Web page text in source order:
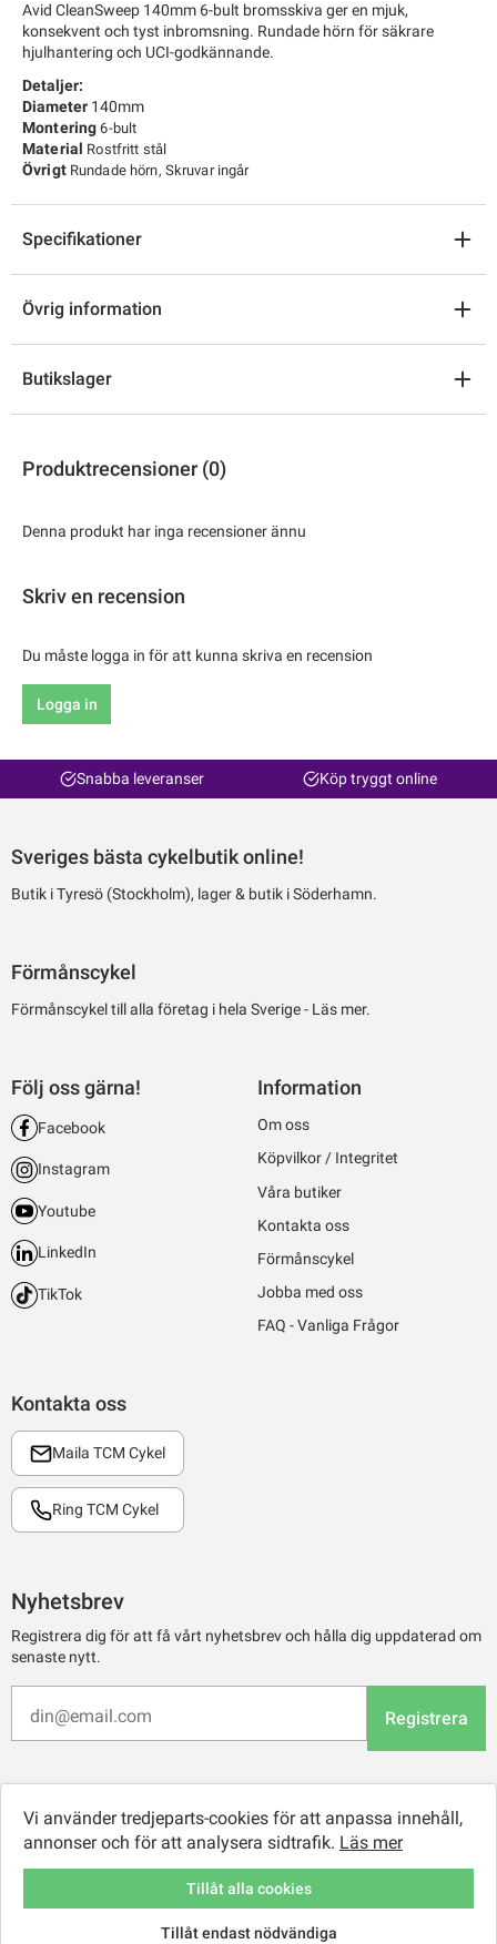
Avid CleanSweep 140mm 6-bult bromsskiva ger en mjuk,
konsekvent och tyst inbromsning. Rundade hörn för säkrare
hjulhantering och UCI-godkännande.
Detaljer:
Diameter 140mm
Montering6-bult
Material Rostfritt stål
Övrigt Rundade hörn, Skruvar ingår
Specifikationer
Övrig information
Butikslager
Produktrecensioner (0)
Denna produkt har inga recensioner ännu
Skriv en recension
Du måste logga in för att kunna skriva en recension
Logga in
Snabba leveranser Köp tryggt online
Sveriges bästa cykelbutik online!
Butik i Tyresö (Stockholm), lager & butik i Söderhamn.
Förmånscykel
Förmånscykel till alla företag i hela Sverige - Läs mer.
Kontakta oss
Maila TCM Cykel
Ring TCM Cykel
Följ oss gärna!
Facebook
Instagram
Youtube
LinkedIn
TikTok
Information
Om oss
Köpvilkor / Integritet
Våra butiker
Kontakta oss
Förmånscykel
Jobba med oss
FAQ - Vanliga Frågor
Nyhetsbrev
Registrera dig för att få vårt nyhetsbrev och hålla dig uppdaterad om
senaste nytt.
Registrera
© 2026 TCM Online Retail AB
Vi använder tredjeparts-cookies för att anpassa innehåll,
annonser och för att analysera sidtrafik. Läs mer
Tillåt endast nödvändiga
Tillåt alla cookies